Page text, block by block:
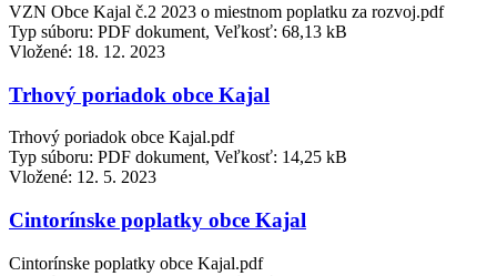
VZN Obce Kajal č.2 2023 o miestnom poplatku za rozvoj.pdf
Typ súboru: PDF dokument, Veľkosť: 68,13 kB
Vložené: 18. 12. 2023
Trhový poriadok obce Kajal
Trhový poriadok obce Kajal.pdf
Typ súboru: PDF dokument, Veľkosť: 14,25 kB
Vložené: 12. 5. 2023
Cintorínske poplatky obce Kajal
Cintorínske poplatky obce Kajal.pdf